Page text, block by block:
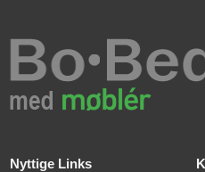
Nyttige Links